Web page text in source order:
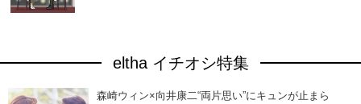
eltha イチオシ特集
森崎ウィン×向井康二“両片思い”にキュンが止まら